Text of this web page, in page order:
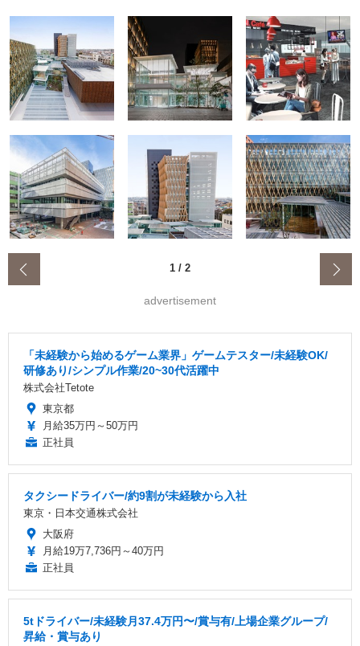
1 / 2
advertisement
「未経験から始めるゲーム業界」ゲームテスター/未経験OK/
研修あり/シンプル作業/20~30代活躍中
株式会社Tetote
東京都
月給35万円～50万円
正社員
タクシードライバー/約9割が未経験から入社
東京・日本交通株式会社
大阪府
月給19万7,736円～40万円
正社員
5tドライバー/未経験月37.4万円〜/賞与有/上場企業グループ/
昇給・賞与あり